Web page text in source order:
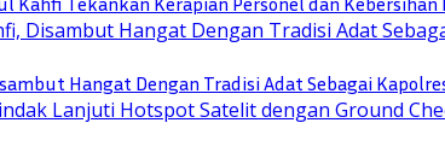
Hangat Dengan Tradisi Adat Sebagai